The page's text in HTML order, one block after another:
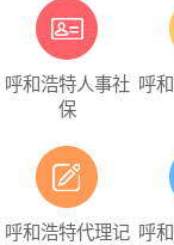
呼和浩特人事社
保
呼
呼和浩特代理记 呼